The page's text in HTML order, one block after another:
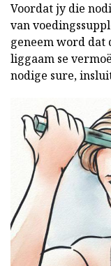
Voordat jy die
van
geneem word
liggaam se
nodige sure,